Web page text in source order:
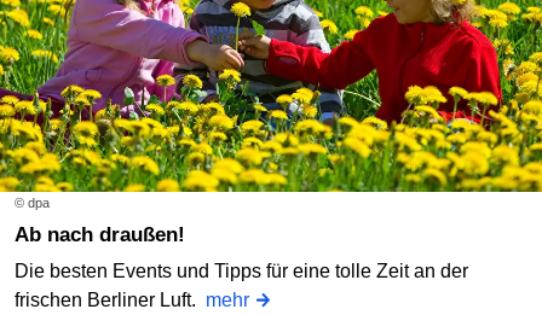
© dpa
Ab nach draußen!
Die besten Events und Tipps für eine tolle Zeit an der
frischen Berliner Luft. mehr